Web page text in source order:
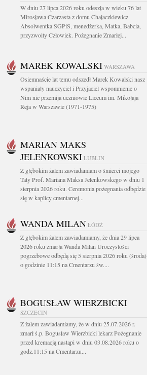
W dniu 27 lipca 2026 roku odeszła w wieku 76 lat
Mirosława Czarzasta z domu Chałaczkiewicz
Absolwentka SGPiS, menedżerka, Matka, Babcia,
przyzwoity Człowiek. Pożegnanie Zmarłej...
MAREK KOWALSKI WARSZAWA
Osiemnaście lat temu odszedł Marek Kowalski nasz
wspaniały nauczyciel i Przyjaciel wspomnienie o
Nim nie przemija uczniowie Liceum im. Mikołaja
Reja w Warszawie (1971-1975)
MARIAN MAKS
JELENKOWSKI LUBLIN
Z głębokim żalem zawiadamiam o śmierci mojego
Taty Prof. Mariana Maksa Jelenkowskego w dniu 1
sierpnia 2026 roku. Ceremonia pożegnania odbędzie
się w kaplicy cmentarnej...
WANDA MILAN ŁÓDŹ
Z głębokim żalem zawiadamiamy, że dnia 29 lipca
2026 roku zmarła Wanda Milan Uroczystości
pogrzebowe odbędą się 5 sierpnia 2026 roku (środa)
o godzinie 11:15 na Cmentarzu św....
BOGUSŁAW WIERZBICKI
SZCZECIN
Z żalem zawiadamiamy, że w dniu 25.07.2026 r.
zmarł ś.p. Bogusław Wierzbicki lekarz Pożegnanie
przed kremacją nastąpi w dniu 03.08.2026 roku o
godz.11:15 na Cmentarzu...